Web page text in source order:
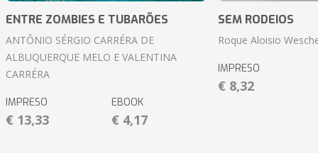
ENTRE ZOMBIES E TUBARÕES
ANTÔNIO SÉRGIO CARRÉRA DE
ALBUQUERQUE MELO E VALENTINA
CARRÉRA
IMPRESO
€ 13,33
EBOOK
€ 4,17
SEM RODEIOS
Roque Aloisio
IMPRESO
€ 8,32